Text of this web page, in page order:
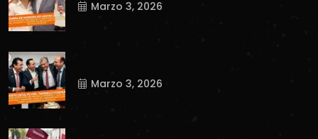
Marzo 3, 2026
Marzo 3, 2026